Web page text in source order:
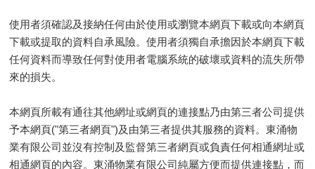
使用者須確認及接納任何由於使用或瀏覽本網頁下載或向本網頁
下載或提取的資料自承風險。使用者須獨自承擔因於本網頁下載
任何資料而導致任何對使用者電腦系統的破壞或資料的流失所帶
來的損失。
本網頁所載有通往其他網址或網頁的連接點乃由第三者公司提供
予本網頁("第三者網頁")及由第三者提供其服務的資料。東涌物
業有限公司並沒有控制及監督第三者網頁或負責任何相通網址或
相通網頁的內容。東涌物業有限公司純屬方便而提供連接點，而